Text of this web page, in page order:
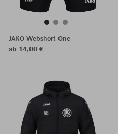
JAKO Webshort One
ab 14,00 €